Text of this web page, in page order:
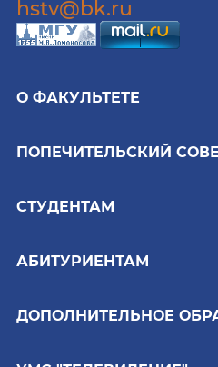
hstv@bk.ru
О ФАКУЛЬТЕТЕ
ПОПЕЧИТЕЛЬСКИЙ
СТУДЕНТАМ
АБИТУРИЕНТАМ
ДОПОЛНИТЕЛЬНОЕ